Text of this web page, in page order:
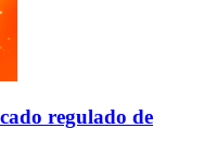
regulado de